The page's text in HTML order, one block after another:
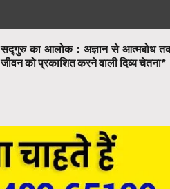
सद्गुरु का आलोक : अज्ञान से आत्मबोध
जीवन को प्रकाशित करने वाली दिव्य चेतना*